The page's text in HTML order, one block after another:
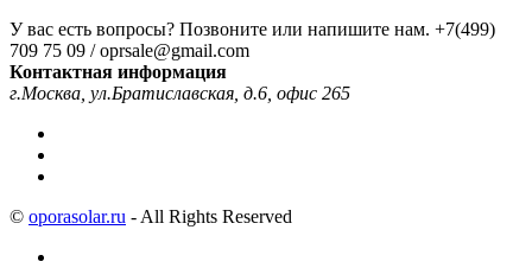
У вас есть вопросы? Позвоните или напишите нам. +7(499)
709 75 09 / oprsale@gmail.com
Контактная информация
г.Москва, ул.Братиславская, д.6, офис 265
© oporasolar.ru - All Rights Reserved